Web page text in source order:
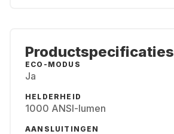
Productspecificaties
ECO-MODUS
Ja
HELDERHEID
1000 ANSI-lumen
AANSLUITINGEN